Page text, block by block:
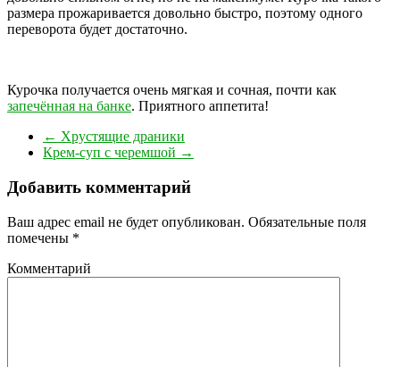
размера прожаривается довольно быстро, поэтому одного
переворота будет достаточно.
Курочка получается очень мягкая и сочная, почти как
запечённая на банке. Приятного аппетита!
← Хрустящие драники
Крем-суп с черемшой →
Добавить комментарий
Ваш адрес email не будет опубликован. Обязательные поля
помечены *
Комментарий